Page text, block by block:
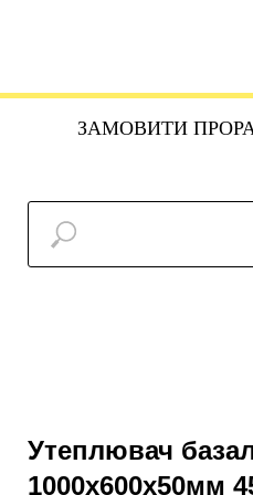
ЗАМОВИТИ
Утеплювач
1000х600х50мм